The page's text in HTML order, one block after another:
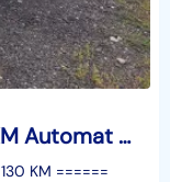
Nissan Qashqai II 1.6DCi 130KM Automat Super Stan
KM ======